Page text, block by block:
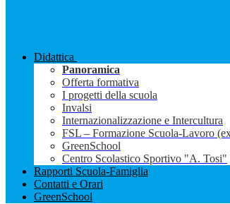
Didattica
Panoramica
Offerta formativa
I progetti della scuola
Invalsi
Internazionalizzazione e Intercultura
FSL – Formazione Scuola-Lavoro
GreenSchool
Centro Scolastico Sportivo "A. Tosi"
Rapporti Scuola-Famiglia
Contatti e Orari
GreenSchool